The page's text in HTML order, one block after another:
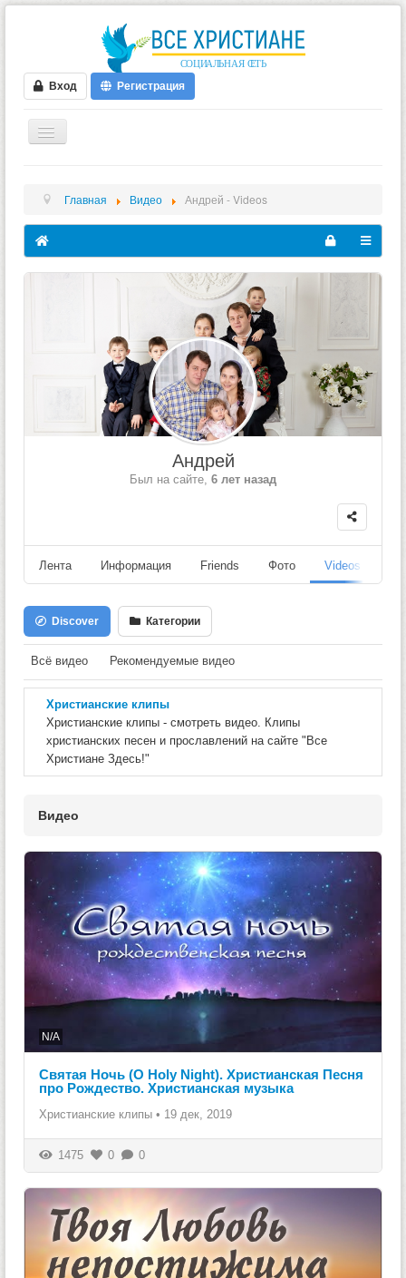
Вход Регистрация
ФОРУМ
ВИДЕО
БЛОГИ
Главная Видео Андрей - Videos
Андрей
Был на сайте, 6 лет назад
Лента Информация Friends Фото Videos
Discover Категории
Всё видео Рекомендуемые видео
Христианские клипы
Христианские клипы - смотреть видео. Клипы
христианских песен и прославлений на сайте "Все
Христиане Здесь!"
Видео
N/A
Святая Ночь (O Holy Night). Христианская Песня
про Рождество. Христианская музыка
Христианские клипы • 19 дек, 2019
1475 0 0